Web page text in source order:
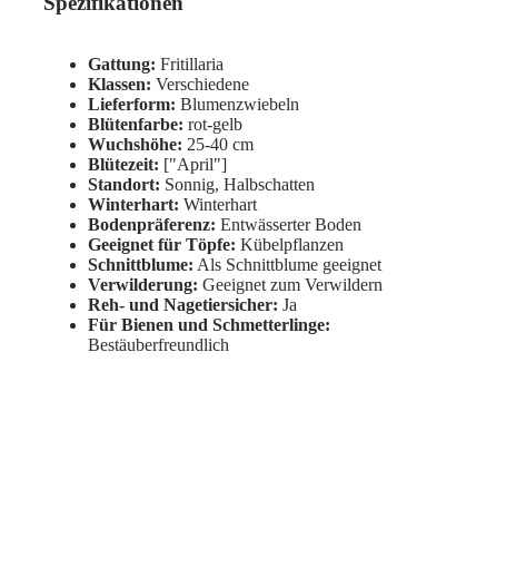
Gattung: Fritillaria
Klassen: Verschiedene
Lieferform: Blumenzwiebeln
Blütenfarbe: rot-gelb
Wuchshöhe: 25-40 cm
Blütezeit: ["April"]
Standort: Sonnig, Halbschatten
Winterhart: Winterhart
Bodenpräferenz: Entwässerter Boden
Geeignet für Töpfe: Kübelpflanzen
Schnittblume: Als Schnittblume geeignet
Verwilderung: Geeignet zum Verwildern
Reh- und Nagetiersicher: Ja
Für Bienen und Schmetterlinge:
Bestäuberfreundlich